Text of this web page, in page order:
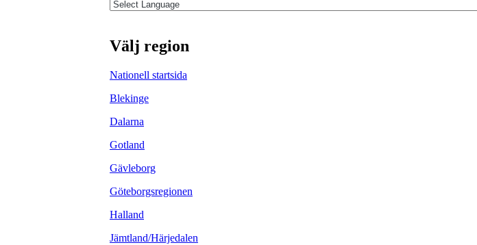
Välj region
Nationell startsida
Blekinge
Dalarna
Gotland
Gävleborg
Göteborgsregionen
Halland
Jämtland/Härjedalen